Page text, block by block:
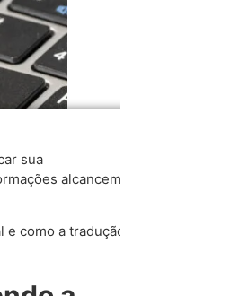
sua
alcancem
como a tradução